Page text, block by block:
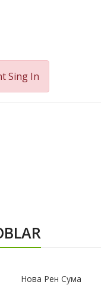
Sing In
Нова Рен Сума